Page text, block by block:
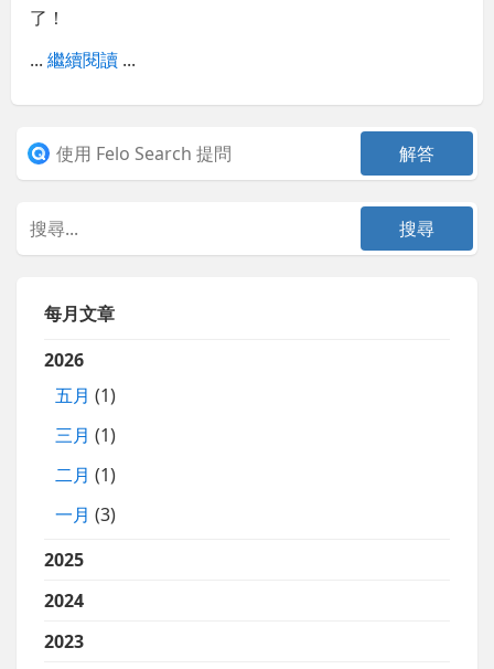
了！
...繼續閱讀 ...
每月文章
2026
五月 (1)
三月 (1)
二月 (1)
一月 (3)
2025
2024
2023